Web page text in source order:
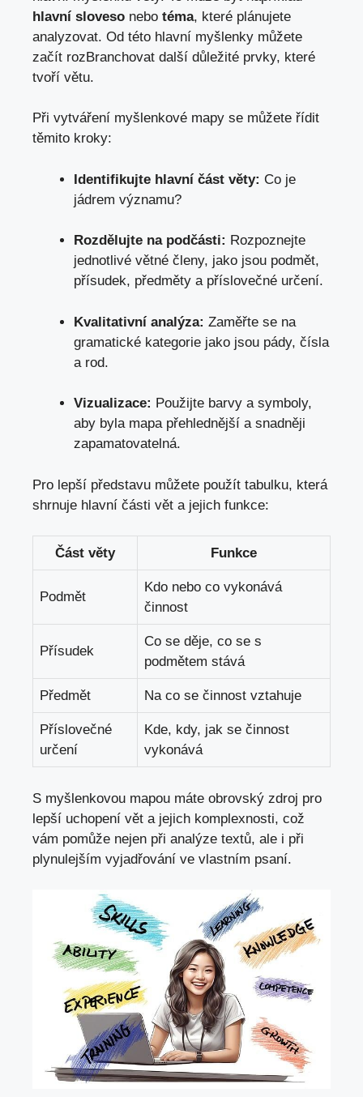
hlavní⁤ sloveso nebo téma, které plánujete
analyzovat. ⁤Od této hlavní myšlenky můžete
začít rozBranchovat další důležité ​prvky, které⁣
tvoří větu.
Při vytváření myšlenkové⁤ mapy se můžete řídit
těmito kroky:
Identifikujte hlavní ⁤část věty: Co je
jádrem významu?
Rozdělujte na podčásti: Rozpoznejte
jednotlivé větné členy, jako jsou podmět,
přísudek, předměty‌ a příslovečné určení.
Kvalitativní analýza: ‍Zaměřte se na
gramatické‍ kategorie jako jsou pády, čísla
‌a rod.
Vizualizace: Použijte barvy a symboly,
aby byla‍ mapa přehlednější a snadněji
zapamatovatelná.
Pro lepší představu můžete použít tabulku, která
shrnuje hlavní‍ části vět a jejich funkce:
Část věty Funkce
Podmět
Kdo nebo co vykonává
činnost
Přísudek
Co⁣ se děje, co se s
podmětem stává
Předmět Na co se činnost vztahuje
Příslovečné
určení
Kde, kdy, jak se činnost
vykonává
S myšlenkovou mapou máte obrovský zdroj pro
lepší uchopení vět a jejich komplexnosti, což
vám pomůže nejen‌ při analýze textů, ale i při ​
plynulejším vyjadřování ⁤ve​ vlastním psaní.